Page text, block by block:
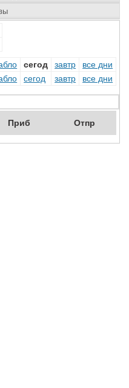
сегод завтр
все дни
сегод завтр все дни
Приб Отпр